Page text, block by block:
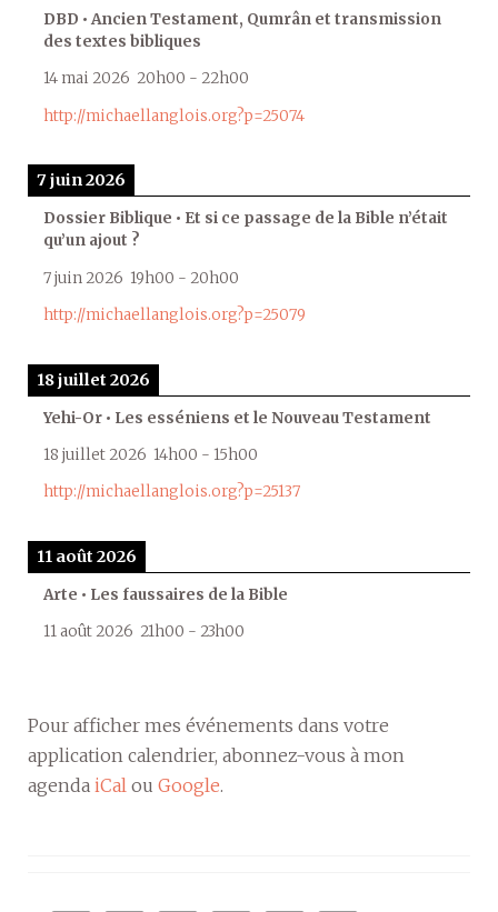
DBD • Ancien Testament, Qumrân et transmission
des textes bibliques
14 mai 2026 20h00 - 22h00
http://michaellanglois.org?p=25074
7 juin 2026
Dossier Biblique • Et si ce passage de la Bible n’était
qu’un ajout ?
7 juin 2026 19h00 - 20h00
http://michaellanglois.org?p=25079
18 juillet 2026
Yehi-Or • Les esséniens et le Nouveau Testament
18 juillet 2026 14h00 - 15h00
http://michaellanglois.org?p=25137
11 août 2026
Arte • Les faussaires de la Bible
11 août 2026 21h00 - 23h00
Pour afficher mes événements dans votre
application calendrier, abonnez-vous à mon
agenda iCal ou Google.